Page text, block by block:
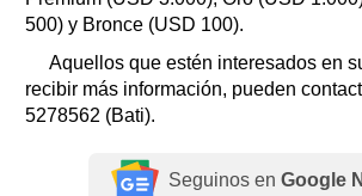
500) y Bronce (USD 100).
Aquellos que estén interesados en
recibir más información, pueden
5278562 (Bati).
Seguinos en Google